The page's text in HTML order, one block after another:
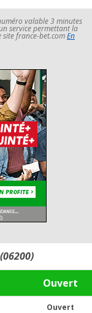
valable 3 minutes
service permettant la
site france-bet.comEn
Ouvert
Ouvert